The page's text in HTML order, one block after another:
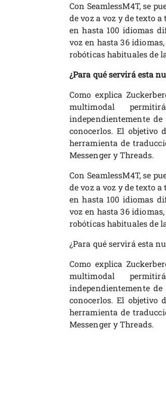
Con SeamlessM4T, se
de voz a voz y de texto
en hasta 100 idiomas
voz en hasta 36
robóticas habituales de
¿Para qué servirá esta
Como explica
multimodal
independientemente
conocerlos. El objetivo
herramienta de
Messenger y Threads.
Con SeamlessM4T, se
de voz a voz y de texto
en hasta 100 idiomas
voz en hasta 36
robóticas habituales de
¿Para qué servirá esta
Como explica
multimodal
independientemente
conocerlos. El objetivo
herramienta de
Messenger y Threads.